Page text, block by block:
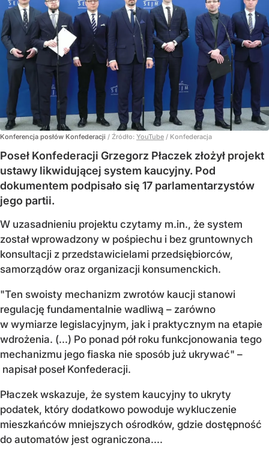
Konferencja posłów Konfederacji / Źródło: YouTube / Konfederacja
Poseł Konfederacji Grzegorz Płaczek złożył projekt
ustawy likwidującej system kaucyjny. Pod
dokumentem podpisało się 17 parlamentarzystów
jego partii.
W uzasadnieniu projektu czytamy m.in., że system
został wprowadzony w pośpiechu i bez gruntownych
konsultacji z przedstawicielami przedsiębiorców,
samorządów oraz organizacji konsumenckich.
"Ten swoisty mechanizm zwrotów kaucji stanowi
regulację fundamentalnie wadliwą – zarówno
w wymiarze legislacyjnym, jak i praktycznym na etapie
wdrożenia. (...) Po ponad pół roku funkcjonowania tego
mechanizmu jego fiaska nie sposób już ukrywać" –
napisał poseł Konfederacji.
Płaczek wskazuje, że system kaucyjny to ukryty
podatek, który dodatkowo powoduje wykluczenie
mieszkańców mniejszych ośrodków, gdzie dostępność
do automatów jest ograniczona....